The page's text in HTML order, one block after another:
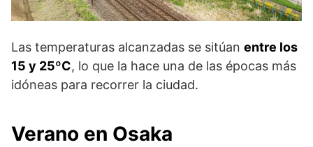
Las temperaturas alcanzadas se sitúan entre los
15 y 25ºC, lo que la hace una de las épocas más
idóneas para recorrer la ciudad.
Verano en Osaka